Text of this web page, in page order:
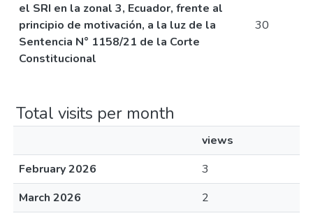
el SRI en la zonal 3, Ecuador, frente al
principio de motivación, a la luz de la
Sentencia N° 1158/21 de la Corte
Constitucional
30
Total visits per month
views
February 2026
3
March 2026
2